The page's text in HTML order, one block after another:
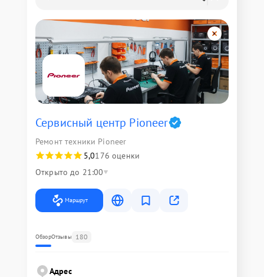
Сервисный центр Pioneer
Ремонт техники Pioneer
5,0176 оценки
Открыто до 21:00
Маршрут
ОбзорОтзывы 180
Адрес